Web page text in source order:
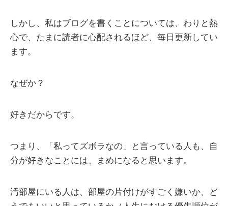
しかし、私はブログを書くことについては、わりと熱
心で、たまに読者に心配されるほど、毎日更新してい
ます。
なぜか？
好きだからです。
つまり、「私ってズボラなの」と言っている人も、自
分が好きなことには、まめになると思います。
汚部屋にいる人は、部屋の片付けがすごく嫌いか、ど